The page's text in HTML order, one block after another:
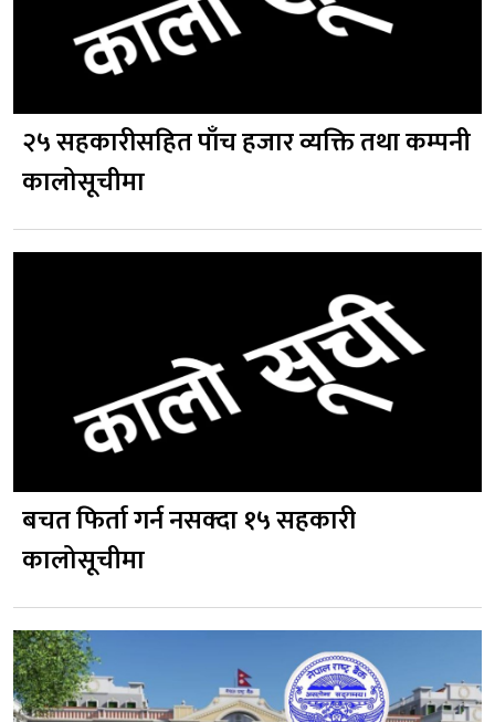
२५ सहकारीसहित पाँच हजार व्यक्ति तथा कम्पनी
कालोसूचीमा
बचत फिर्ता गर्न नसक्दा १५ सहकारी
कालोसूचीमा